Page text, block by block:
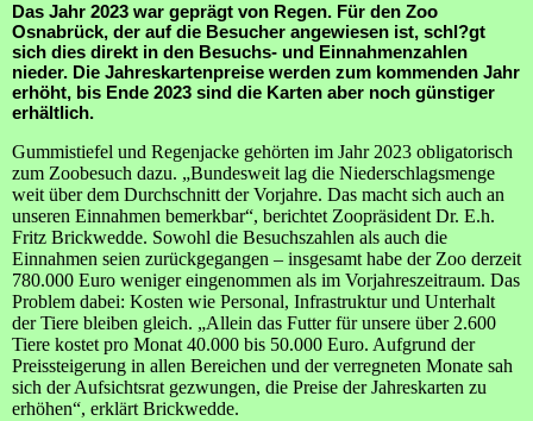
Das Jahr 2023 war geprägt von Regen. Für den Zoo
Osnabrück, der auf die Besucher angewiesen ist, schl?gt
sich dies direkt in den Besuchs- und Einnahmenzahlen
nieder. Die Jahreskartenpreise werden zum kommenden Jahr
erhöht, bis Ende 2023 sind die Karten aber noch günstiger
erhältlich.
Gummistiefel und Regenjacke gehörten im Jahr 2023 obligatorisch
zum Zoobesuch dazu. „Bundesweit lag die Niederschlagsmenge
weit über dem Durchschnitt der Vorjahre. Das macht sich auch an
unseren Einnahmen bemerkbar“, berichtet Zoopräsident Dr. E.h.
Fritz Brickwedde. Sowohl die Besuchszahlen als auch die
Einnahmen seien zurückgegangen – insgesamt habe der Zoo derzeit
780.000 Euro weniger eingenommen als im Vorjahreszeitraum. Das
Problem dabei: Kosten wie Personal, Infrastruktur und Unterhalt
der Tiere bleiben gleich. „Allein das Futter für unsere über 2.600
Tiere kostet pro Monat 40.000 bis 50.000 Euro. Aufgrund der
Preissteigerung in allen Bereichen und der verregneten Monate sah
sich der Aufsichtsrat gezwungen, die Preise der Jahreskarten zu
erhöhen“, erklärt Brickwedde.